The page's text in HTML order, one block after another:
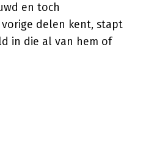
en toch
delen kent, stapt
in die al van hem of